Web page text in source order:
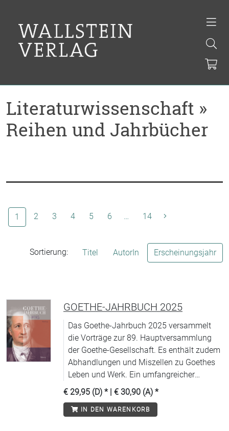
Literaturwissenschaft »
Reihen und Jahrbücher
1 (aktuelle Seite)
2 3 4 5 6 … 14
Sortierung: Titel AutorIn Erscheinungsjahr
GOETHE-JAHRBUCH 2025
Das Goethe-Jahrbuch 2025 versammelt
die Vorträge zur 89. Hauptversammlung
der Goethe-Gesellschaft. Es enthält zudem
Abhandlungen und Miszellen zu Goethes
Leben und Werk. Ein umfangreicher
Rezensionsteil zu wichtigen
Neuerscheinungen und Berichte über das
Wirken der Goethe-Gesellschaft im In- und
€ 29,95 (D) * | € 30,90 (A) *
IN DEN WARENKORB